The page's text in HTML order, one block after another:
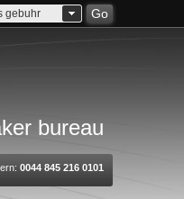
gebuhr Go
bureau
0044 845 216 0101